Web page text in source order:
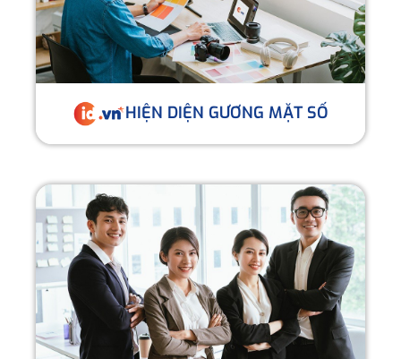
HIỆN DIỆN GƯƠNG MẶT SỐ